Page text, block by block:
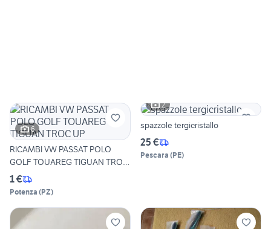
6
RICAMBI VW PASSAT POLO
GOLF TOUAREG TIGUAN TROC
UP
1 €
Potenza (PZ)
2
spazzole tergicristallo
25 €
Pescara (PE)